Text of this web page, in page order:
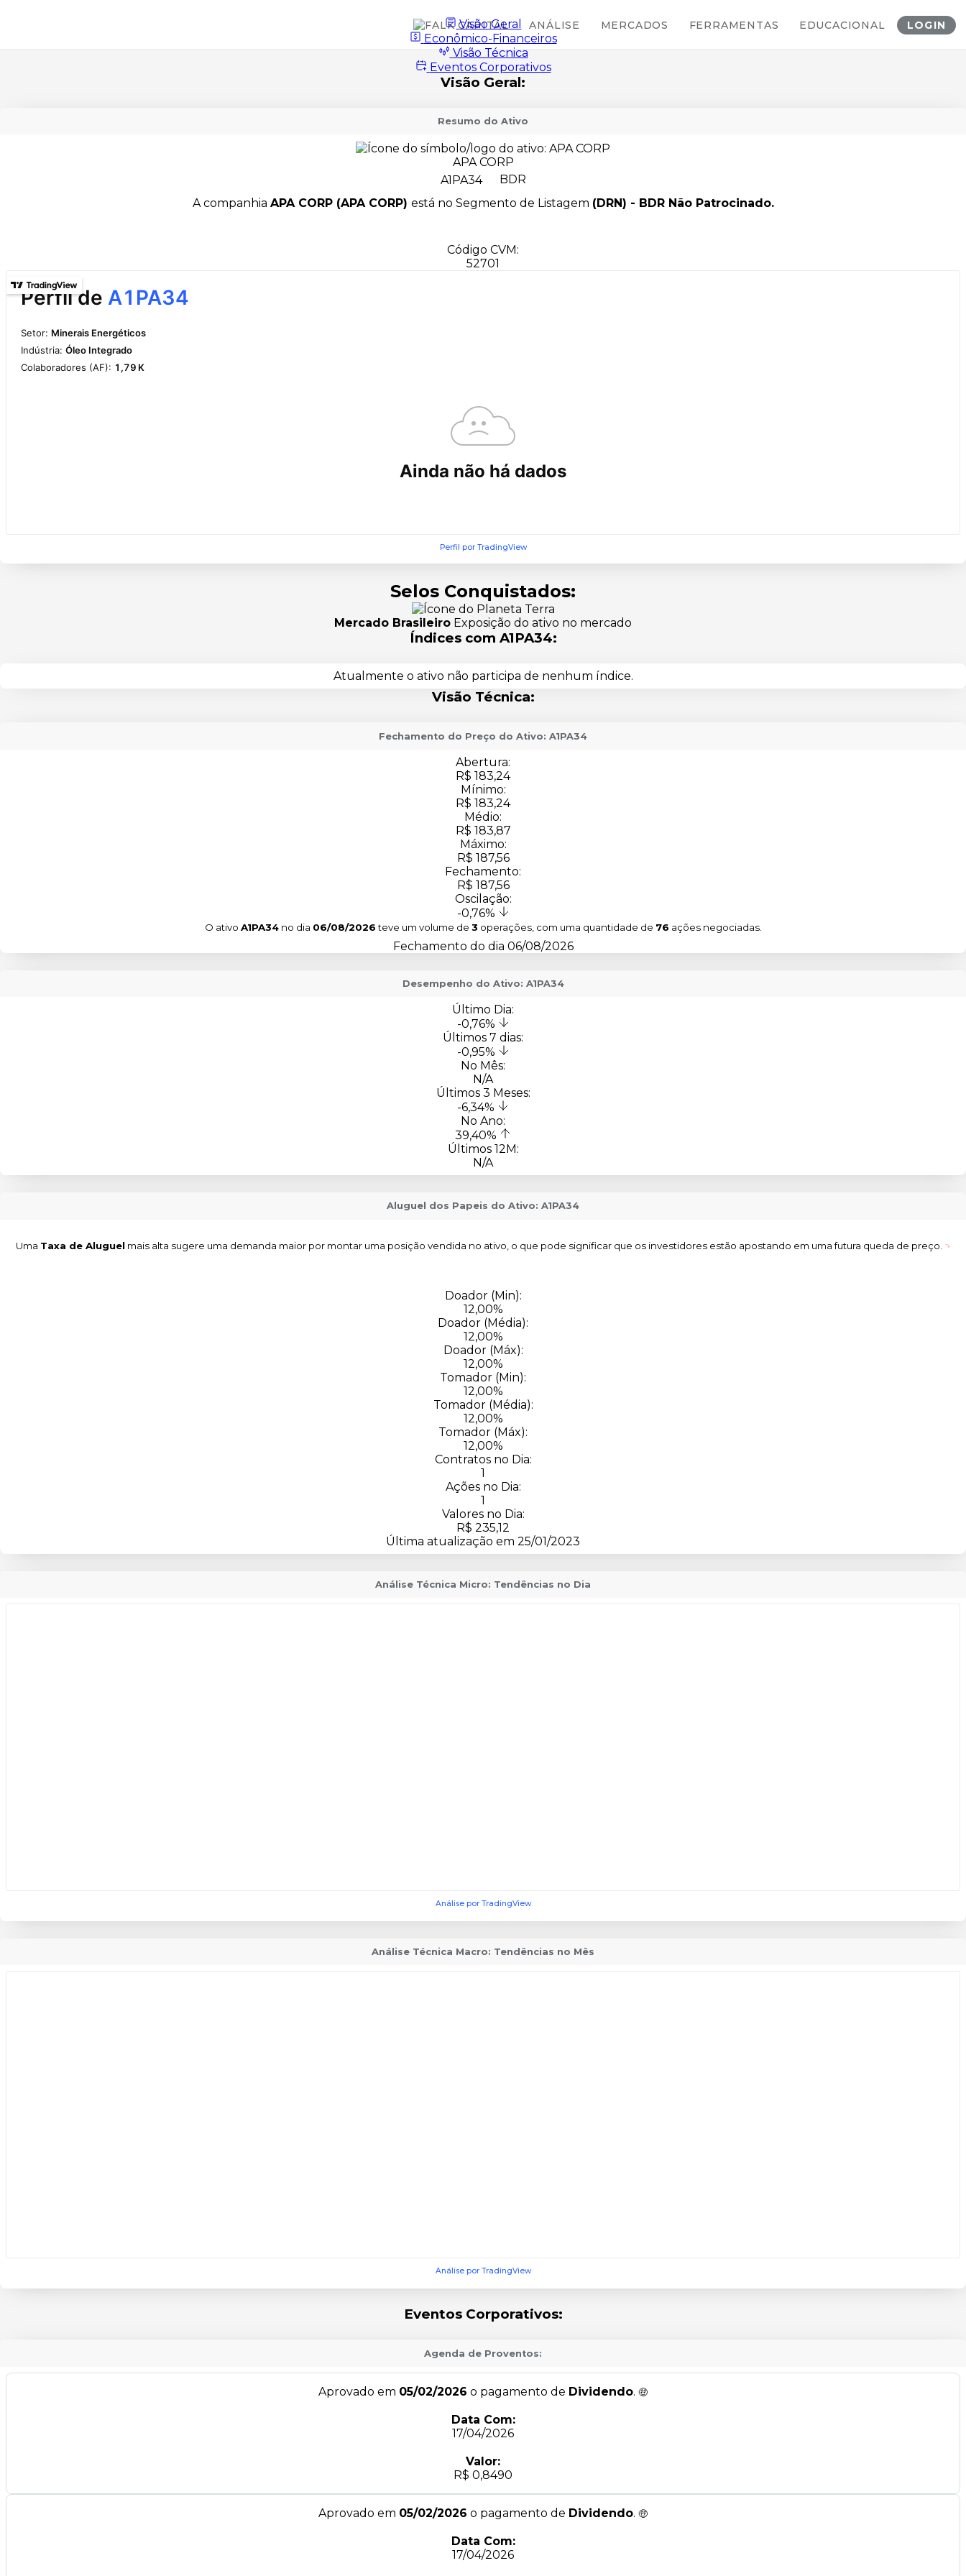
ANÁLISE MERCADOS FERRAMENTAS EDUCACIONAL LOGIN
Visão Geral
Econômico-Financeiros
Visão Técnica
Eventos Corporativos
Visão Geral:
Resumo do Ativo
APA CORP
A1PA34
BDR
A companhia APA CORP (APA CORP) está no Segmento de Listagem (DRN) - BDR Não Patrocinado.
Código CVM:
52701
Perfil por TradingView
Selos Conquistados:
Mercado Brasileiro Exposição do ativo no mercado
Índices com A1PA34:
Atualmente o ativo não participa de nenhum índice.
Visão Técnica:
Fechamento do Preço do Ativo: A1PA34
Abertura:
R$ 183,24
Mínimo:
R$ 183,24
Médio:
R$ 183,87
Máximo:
R$ 187,56
Fechamento:
R$ 187,56
Oscilação:
-0,76%
O ativo A1PA34no dia 06/08/2026teve um volume de 3 operações, com uma quantidade de 76 ações negociadas.
Fechamento do dia 06/08/2026
Desempenho do Ativo: A1PA34
Último Dia:
-0,76%
Últimos 7 dias:
-0,95%
No Mês:
N/A
Últimos 3 Meses:
-6,34%
No Ano:
39,40%
Últimos 12M:
N/A
Aluguel dos Papeis do Ativo: A1PA34
Uma Taxa de Aluguelmais alta sugere uma demanda maior por montar uma posição vendida no ativo, o que pode significar que os investidores estão apostando em uma futura queda de preço.
Doador (Min):
12,00%
Doador (Média):
12,00%
Doador (Máx):
12,00%
Tomador (Min):
12,00%
Tomador (Média):
12,00%
Tomador (Máx):
12,00%
Contratos no Dia:
1
Ações no Dia:
1
Valores no Dia:
R$ 235,12
Última atualização em 25/01/2023
Análise Técnica Micro: Tendências no Dia
Análise por TradingView
Análise Técnica Macro: Tendências no Mês
Análise por TradingView
Eventos Corporativos:
Agenda de Proventos:
Aprovado em 05/02/2026 o pagamento de Dividendo.
Data Com:
17/04/2026
Valor:
R$ 0,8490
Aprovado em 05/02/2026 o pagamento de Dividendo.
Data Com:
17/04/2026